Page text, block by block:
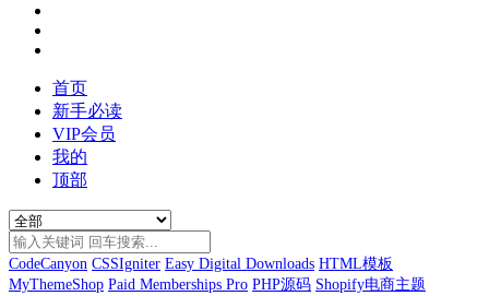
首页
新手必读
VIP会员
我的
顶部
CodeCanyon CSSIgniter Easy Digital Downloads HTML模板
MyThemeShop Paid Memberships Pro PHP源码 Shopify电商主题